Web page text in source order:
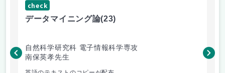
check
データマイニング論(23)
自然科学研究科 電子情報科学専攻
南保英孝先生
渡